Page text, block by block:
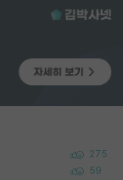
275
59